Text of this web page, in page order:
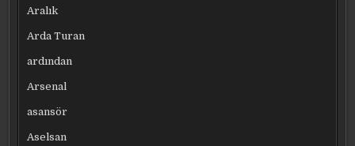
Aralık
Arda Turan
ardından
Arsenal
asansör
Aselsan